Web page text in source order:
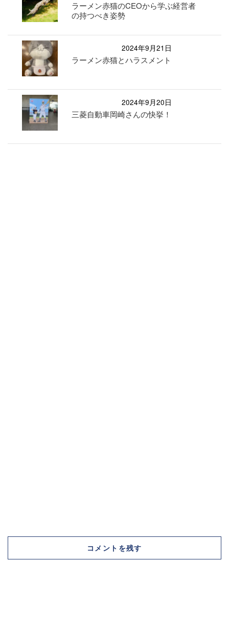
ラーメン赤猫のCEOから学ぶ経営者
の持つべき姿勢
2024年9月21日
ラーメン赤猫とハラスメント
2024年9月20日
三菱自動車岡崎さんの快挙！
コメントを残す